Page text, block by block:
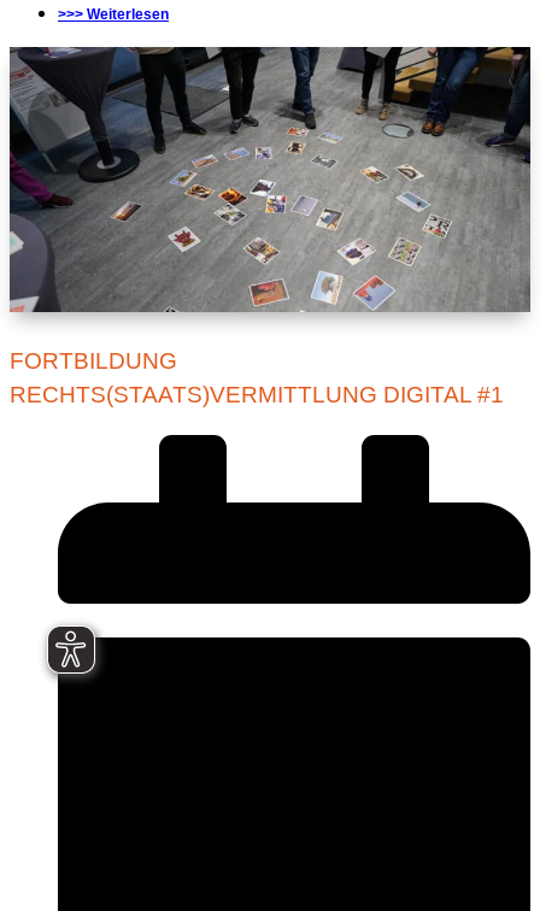
>>> Weiterlesen
FORTBILDUNG
RECHTS(STAATS)VERMITTLUNG DIGITAL #1